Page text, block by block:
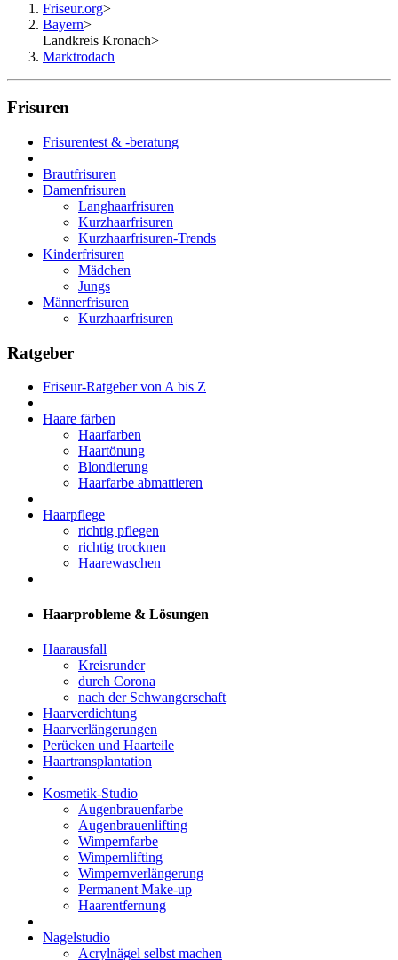
Friseur.org>
Bayern>
Landkreis Kronach>
Marktrodach
Frisuren
Frisurentest & -beratung
Brautfrisuren
Damenfrisuren
Langhaarfrisuren
Kurzhaarfrisuren
Kurzhaarfrisuren-Trends
Kinderfrisuren
Mädchen
Jungs
Männerfrisuren
Kurzhaarfrisuren
Ratgeber
Friseur-Ratgeber von A bis Z
Haare färben
Haarfarben
Haartönung
Blondierung
Haarfarbe abmattieren
Haarpflege
richtig pflegen
richtig trocknen
Haarewaschen
Haarprobleme & Lösungen
Haarausfall
Kreisrunder
durch Corona
nach der Schwangerschaft
Haarverdichtung
Haarverlängerungen
Perücken und Haarteile
Haartransplantation
Kosmetik-Studio
Augenbrauenfarbe
Augenbrauenlifting
Wimpernfarbe
Wimpernlifting
Wimpernverlängerung
Permanent Make-up
Haarentfernung
Nagelstudio
Acrylnägel selbst machen